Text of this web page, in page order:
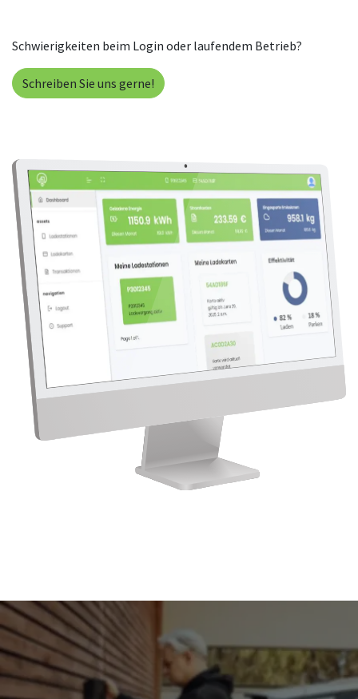
Schwierigkeiten beim Login oder laufendem Betrieb?
Schreiben Sie uns gerne!